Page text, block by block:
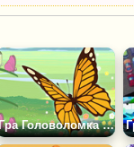
Гра Головоломка Сортування Метеликів